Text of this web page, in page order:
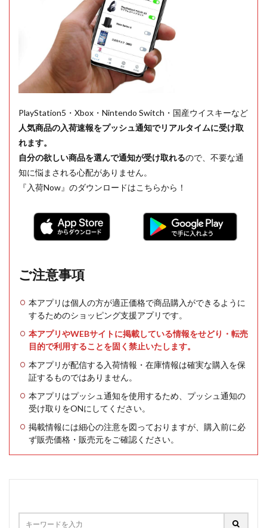
PlayStation5・Xbox・Nintendo Switch・国産ウイスキーなど
人気商品の入荷速報をプッシュ通知でリアルタイムに受け取
れます。
自分の欲しい商品を選んで通知が受け取れるので、不要な通
知に悩まされる心配がありません。
『入荷Now』のダウンロードはこちらから！
ご注意事項
本アプリは個人の方が適正価格で商品購入ができるように
するためのショッピング支援アプリです。
本アプリやWEBサイトに掲載している情報をせどり・転売
目的で利用することを固く禁止いたします。
本アプリが配信する入荷情報・在庫情報は確実な購入を保
証するものではありません。
本アプリはプッシュ通知を使用するため、プッシュ通知の
受け取りをONにしてください。
掲載情報には細心の注意を図っておりますが、購入前に必
ず販売価格・販売元をご確認ください。